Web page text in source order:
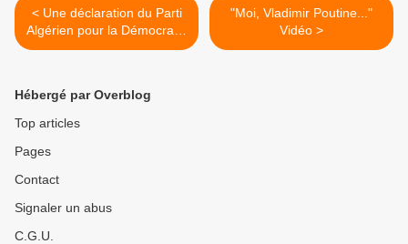
< Une déclaration du Parti
Algérien pour la Démocratie
et le Socialisme sur les
"Moi, Vladimir Poutine..."
Vidéo >
Hébergé par Overblog
Top articles
Pages
Contact
Signaler un abus
C.G.U.